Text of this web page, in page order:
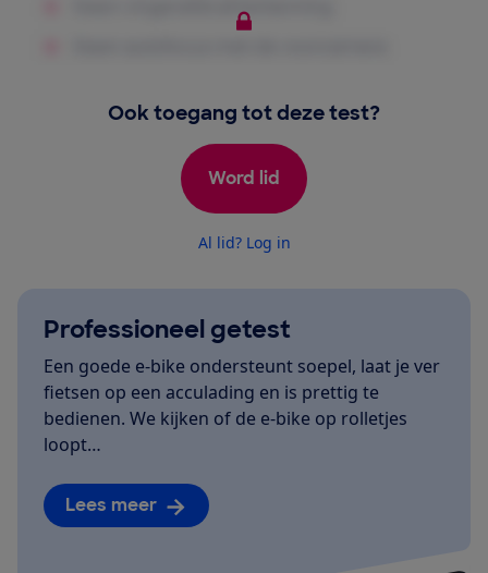
Ook toegang tot deze test?
Word lid
Al lid? Log in
Professioneel getest
Een goede e-bike ondersteunt soepel, laat je ver
fietsen op een acculading en is prettig te
bedienen. We kijken of de e-bike op rolletjes
loopt…
Lees meer